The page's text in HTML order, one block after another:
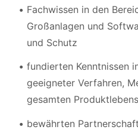
Fachwissen in den
Großanlagen und
und Schutz
fundierten Kenntnissen
geeigneter Verfahren,
gesamten
bewährten